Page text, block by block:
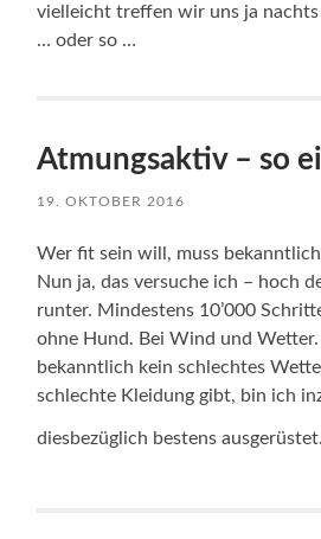
vielleicht treffen wir uns ja
… oder so …
Atmungsaktiv – so
19. OKTOBER 2016
Wer fit sein will, muss
Nun ja, das versuche ich – hoch
runter. Mindestens 10’000
ohne Hund. Bei Wind und
bekanntlich kein schlechtes
schlechte Kleidung gibt, bin ich
diesbezüglich bestens ausgerüstet.